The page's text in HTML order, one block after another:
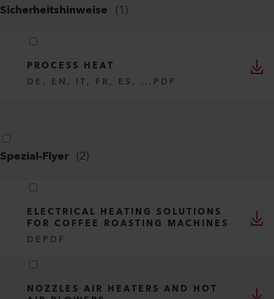
Sicherheitshinweise (1)
PROCESS HEAT
DE, EN, IT, FR, ES, ... PDF
Spezial-Flyer (2)
ELECTRICAL HEATING SOLUTIONS
FOR COFFEE ROASTING MACHINES
DE PDF
NOZZLES AIR HEATERS AND HOT